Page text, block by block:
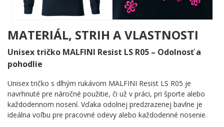
Všetko je nakreslené s hravou ľahkosťou, akoby to práve teraz
vytvorilo dieťa plné nadšenia – a presne to robí tento motív tak
nezabudnuteľným.
Komu urobí radosť?
💪 Novomanželom, ktorí chcú svoj veľký deň nosiť stále
pri sebe
🌟 Všetkým, ktorí milujú romantiku bez preháňania
🔥 Skvelá voľba ako pozornosť na rozlúčku so slobodou
✨ Každému, kto verí, že láska je najjednoduchšia a
najkrajšia vec na svete
MATERIÁL, STRIH A VLASTNOSTI
Unisex tričko MALFINI Resist LS R05 – Odolnosť a
pohodlie
Unisex tričko s dlhým rukávom MALFINI Resist LS R05 je
navrhnuté pre náročné použitie, či už v práci, pri športe alebo
každodennom nosení. Vďaka odolnej predzrazenej bavlne je
ideálna voľbu pre pracovné odevy alebo každodenné nosenie.